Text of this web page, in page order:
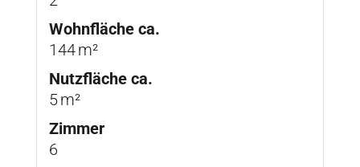
Wohnfläche ca.
144 m²
Nutzfläche ca.
5 m²
Zimmer
6